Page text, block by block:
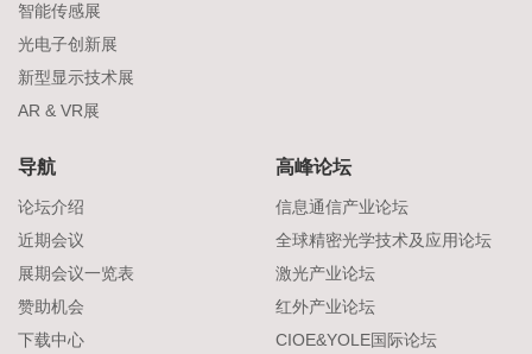
智能传感展
光电子创新展
新型显示技术展
AR & VR展
导航
论坛介绍
近期会议
展期会议一览表
赞助机会
下载中心
高峰论坛
信息通信产业论坛
全球精密光学技术及应用论坛
激光产业论坛
红外产业论坛
CIOE&YOLE国际论坛